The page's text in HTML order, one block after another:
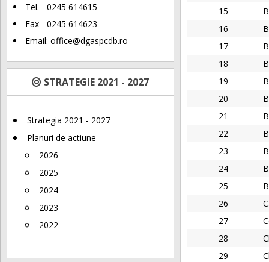
Tel. - 0245 614615
Fax - 0245 614623
Email: office@dgaspcdb.ro
STRATEGIE 2021 - 2027
Strategia 2021 - 2027
Planuri de actiune
2026
2025
2024
2023
2022
15
16
17
18
19
20
21
22
23
24
25
26
27
28
29